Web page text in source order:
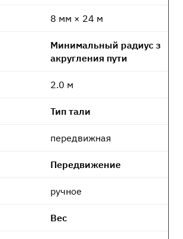
8 мм × 24 м
Минимальный радиус з
акругления пути
2.0 м
Тип тали
передвижная
Передвижение
ручное
Вес